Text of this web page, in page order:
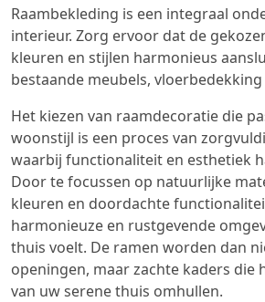
Raambekleding is een integraal
interieur. Zorg ervoor dat de
kleuren en stijlen harmonieus
bestaande meubels,
Het kiezen van raamdecoratie die
woonstijl is een proces van
waarbij functionaliteit en esthetiek
Door te focussen op natuurlijke
kleuren en doordachte
harmonieuze en rustgevende
thuis voelt. De ramen worden dan
openingen, maar zachte kaders die
van uw serene thuis omhullen.